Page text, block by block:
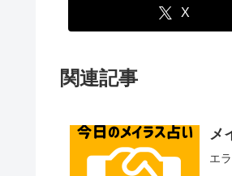
X
関連記事
メ
エ